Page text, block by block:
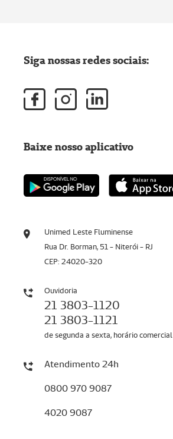
Unimed Leste Fluminense
Rua Dr. Borman, 51 - Niterói - RJ
CEP: 24020-320
Ouvidoria
21 3803-1120
21 3803-1121
de segunda a sexta, horário comercial
Atendimento 24h
0800 970 9087
4020 9087
Siga nossas redes sociais:
Baixe nosso aplicativo